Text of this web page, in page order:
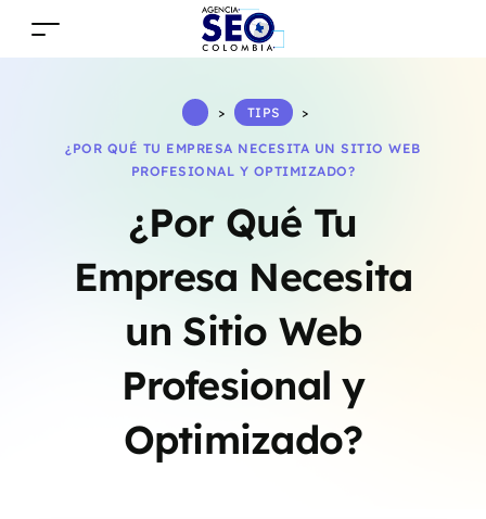
¿Por Qué Tu
Empresa Necesita
un Sitio Web
Profesional y
Optimizado?
> TIPS >
¿POR QUÉ TU EMPRESA NECESITA UN SITIO WEB
PROFESIONAL Y OPTIMIZADO?